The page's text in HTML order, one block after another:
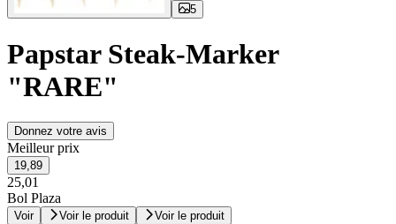
5
Papstar Steak-Marker
"RARE"
Donnez votre avis
Meilleur prix
19,89
25,01
Bol Plaza
Voir Voir le produit Voir le produit